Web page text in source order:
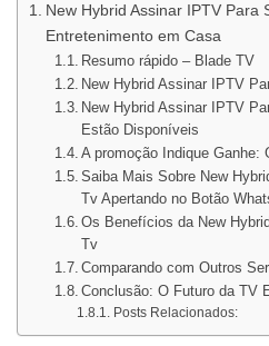
New Hybrid Assinar IPTV Para
Entretenimento em Casa
Resumo rápido – Blade TV
New Hybrid Assinar IPTV
New Hybrid Assinar IPTV
Estão Disponíveis
A promoção Indique Ganhe:
Saiba Mais Sobre New
Tv Apertando no Botão
Os Benefícios da New
Tv
Comparando com Outros
Conclusão: O Futuro da TV
Posts Relacionados: